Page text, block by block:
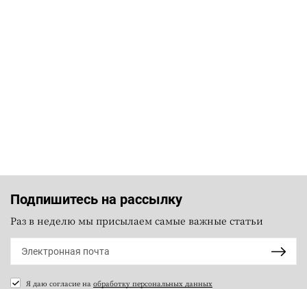
Подпишитесь на рассылку
Раз в неделю мы присылаем самые важные статьи
Я даю согласие на обработку персональных данных